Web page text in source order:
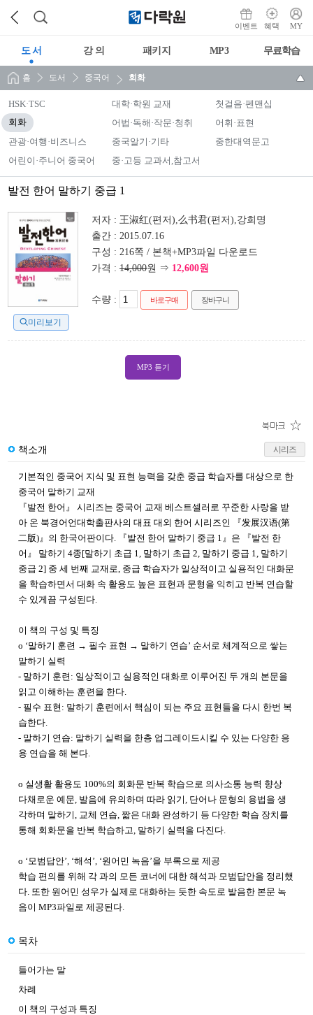
이벤트 혜택 MY
도 서 강 의 패키지 MP3 무료학습
홈 도서 중국어 회화
HSK·TSC 대학·학원 교재 첫걸음·펜맨십
회화 어법·독해·작문·청취
어휘·표현
관광·여행·비즈니스
중국알기·기타
중한대역문고
어린이·주니어 중국어
중·고등 교과서,참고서
발전 한어 말하기 중급 1
미리보기
저자 : 王淑红(편저),么书君(편저),강희명
출간 : 2015.07.16
구성 : 216쪽 / 본책+MP3파일 다운로드
가격 : 14,000원 ⇒ 12,600원
수량 : 바로구매 장바구니
MP3 듣기
책소개 시리즈
기본적인 중국어 지식 및 표현 능력을 갖춘 중급 학습자를 대상으로 한
중국어 말하기 교재
『발전 한어』 시리즈는 중국어 교재 베스트셀러로 꾸준한 사랑을 받
아 온 북경어언대학출판사의 대표 대외 한어 시리즈인 『发展汉语(第
二版)』의 한국어판이다. 『발전 한어 말하기 중급 1』은 『발전 한
어』 말하기 4종[말하기 초급 1, 말하기 초급 2, 말하기 중급 1, 말하기
중급 2] 중 세 번째 교재로, 중급 학습자가 일상적이고 실용적인 대화문
을 학습하면서 대화 속 활용도 높은 표현과 문형을 익히고 반복 연습할
수 있게끔 구성된다.
이 책의 구성 및 특징
o ‘말하기 훈련 → 필수 표현 → 말하기 연습’ 순서로 체계적으로 쌓는
말하기 실력
- 말하기 훈련 : 일상적이고 실용적인 대화로 이루어진 두 개의 본문을
읽고 이해하는 훈련을 한다.
- 필수 표현 : 말하기 훈련에서 핵심이 되는 주요 표현들을 다시 한번 복
습한다.
- 말하기 연습: 말하기 실력을 한층 업그레이드시킬 수 있는 다양한 응
용 연습을 해 본다.
o 실생활 활용도 100%의 회화문 반복 학습으로 의사소통 능력 향상
다채로운 예문, 발음에 유의하며 따라 읽기, 단어나 문형의 용법을 생
각하며 말하기, 교체 연습, 짧은 대화 완성하기 등 다양한 학습 장치를
통해 회화문을 반복 학습하고, 말하기 실력을 다진다.
o ‘모범답안’, ‘해석 ’, ‘원어민 녹음’을 부록으로 제공
학습 편의를 위해 각 과의 모든 코너에 대한 해석과 모범답안을 정리했
다. 또한 원어민 성우가 실제로 대화하는 듯한 속도로 발음한 본문 녹
음이 MP3파일로 제공된다.
목차
들어가는 말
차례
이 책의 구성과 특징